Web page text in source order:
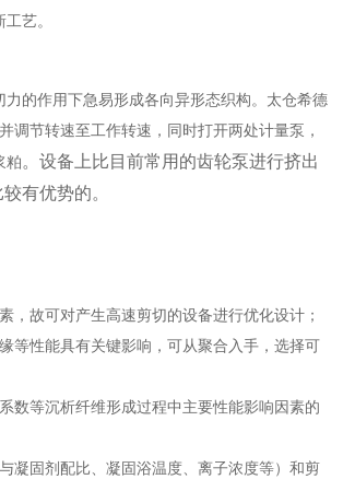
艺。
的作用下急易形成各向异形态织构。
太仓希德
并调节转速至工作转速，同时打开两处计量泵，
粕。设备上比目前常用的齿轮泵进行挤出
有优势的。
故可对产生高速剪切的设备进行优化设计；
等性能具有关键影响，可从聚合入手，选择可
数等沉析纤维形成过程中主要性能影响因素的
凝固剂配比、凝固浴温度、离子浓度等）和剪